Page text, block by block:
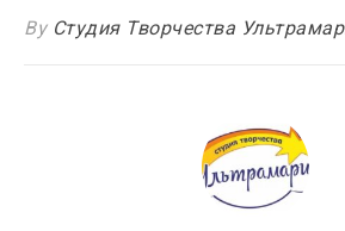
By Студия Творчества